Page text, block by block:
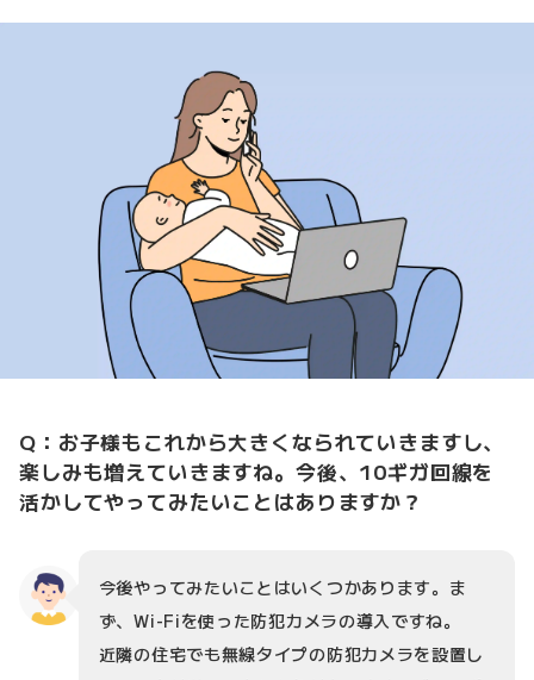
Q：お子様もこれから大きくなられていきますし、
楽しみも増えていきますね。今後、10ギガ回線を
活かしてやってみたいことはありますか？
今後やってみたいことはいくつかあります。ま
ず、Wi-Fiを使った防犯カメラの導入ですね。
近隣の住宅でも無線タイプの防犯カメラを設置し